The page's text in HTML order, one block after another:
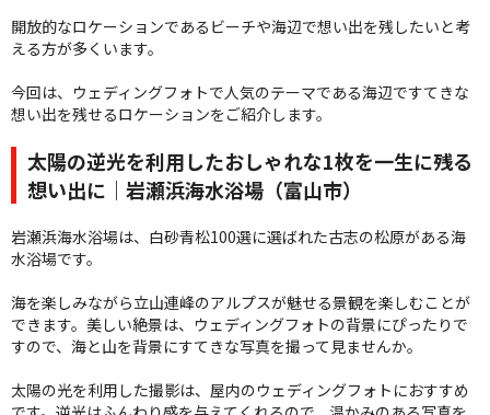
お問い合わせ|プライバシーポリシー
開放的なロケーションであるビーチや海辺で想い出を残したいと考
える方が多くいます。
今回は、ウェディングフォトで人気のテーマである海辺ですてきな
想い出を残せるロケーションをご紹介します。
太陽の逆光を利用したおしゃれな1枚を一生に残る
想い出に｜岩瀬浜海水浴場（富山市）
岩瀬浜海水浴場は、白砂青松100選に選ばれた古志の松原がある海
水浴場です。
海を楽しみながら立山連峰のアルプスが魅せる景観を楽しむことが
できます。美しい絶景は、ウェディングフォトの背景にぴったりで
すので、海と山を背景にすてきな写真を撮って見ませんか。
太陽の光を利用した撮影は、屋内のウェディングフォトにおすすめ